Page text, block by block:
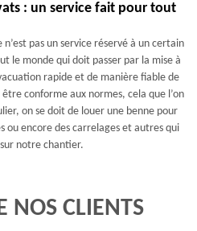
: un service fait pour tout
pas un service réservé à un certain
le monde qui doit passer par la mise à
rapide et de manière fiable de
conforme aux normes, cela que l’on
on se doit de louer une benne pour
ou encore des carrelages et autres qui
notre chantier.
NOS CLIENTS